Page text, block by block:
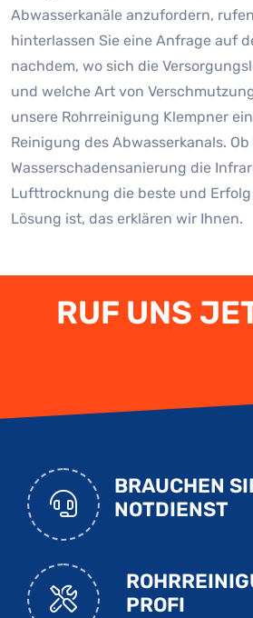
Abwasserkanäle anzufordern,
hinterlassen Sie eine Anfrage auf
nachdem, wo sich die
und welche Art von
unsere Rohrreinigung Klempner
Reinigung des Abwasserkanals.
Wasserschadensanierung die
Lufttrocknung die beste und
Lösung ist, das erklären wir Ihnen.
RUF UNS
BRAUCHEN
NOTDIENST
PROFI